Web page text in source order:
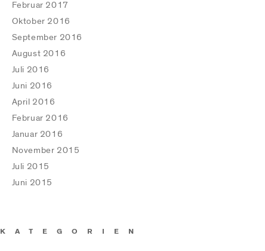
Februar 2017
Oktober 2016
September 2016
August 2016
Juli 2016
Juni 2016
April 2016
Februar 2016
Januar 2016
November 2015
Juli 2015
Juni 2015
KATEGORIEN